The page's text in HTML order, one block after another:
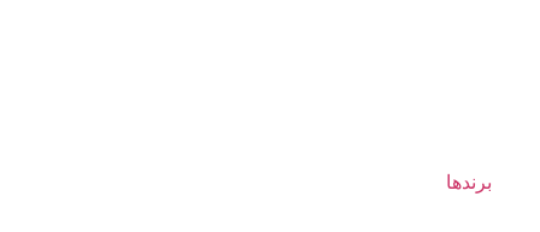
برندها